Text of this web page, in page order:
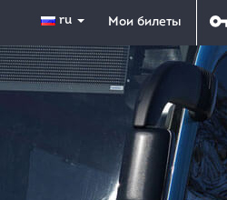
ru Мои билеты